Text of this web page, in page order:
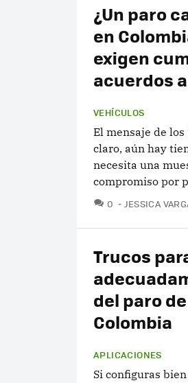
¿Un paro
en
exigen
acuerdos
VEHÍCULOS
El mensaje de
claro, aún hay
necesita una
compromiso por
0 COMENTARIOS
JESSICA
Trucos
del paro
Colombia
APLICACIONES
Si configuras